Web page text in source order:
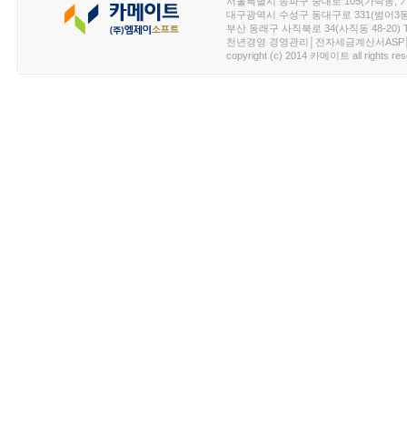
대구광역시 수성구 동대구로 331(범어3
부산 동래구 사직북로 34(사직동 48-20)
천년경영 경영관리│전자세금계산서
copyright (c) 2014 카메이트 all rights